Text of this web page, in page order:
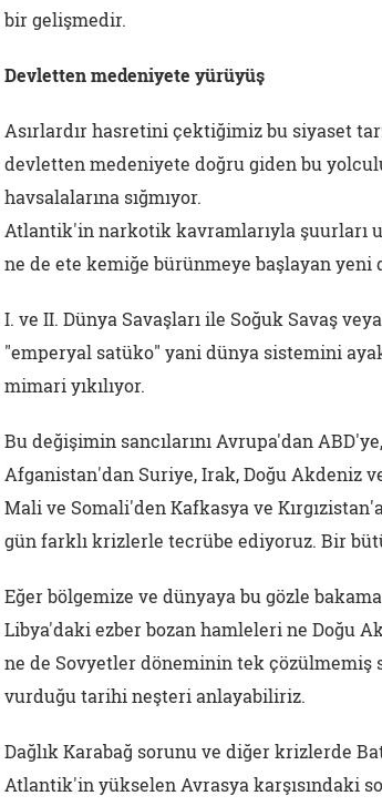
bir gelişmedir.
Devletten medeniyete yürüyüş
Asırlardır hasretini çektiğimiz bu siyaset
devletten medeniyete doğru giden bu
havsalalarına sığmıyor.
Atlantik'in narkotik kavramlarıyla şuurları
ne de ete kemiğe bürünmeye başlayan yeni
I. ve II. Dünya Savaşları ile Soğuk Savaş
"emperyal satüko" yani dünya sistemini
mimari yıkılıyor.
Bu değişimin sancılarını Avrupa'dan
Afganistan'dan Suriye, Irak, Doğu Akdeniz
Mali ve Somali'den Kafkasya ve
gün farklı krizlerle tecrübe ediyoruz. Bir
Eğer bölgemize ve dünyaya bu gözle
Libya'daki ezber bozan hamleleri ne Doğu
ne de Sovyetler döneminin tek çözülmemiş
vurduğu tarihi neşteri anlayabiliriz.
Dağlık Karabağ sorunu ve diğer krizlerde
Atlantik'in yükselen Avrasya karşısındaki